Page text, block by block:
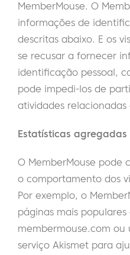
MemberMouse. O
informações de
descritas abaixo. E os
se recusar a fornecer
identificação pessoal,
pode impedi-los de
atividades relacionadas
Estatísticas agregadas
O MemberMouse pode
o comportamento dos
Por exemplo, o
páginas mais populares
membermouse.com ou
serviço Akismet para